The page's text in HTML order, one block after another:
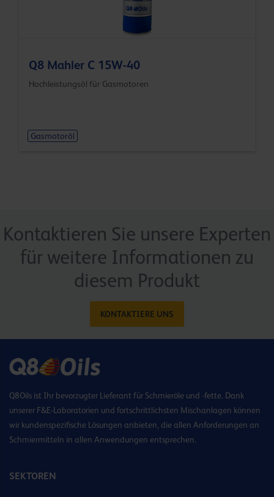
Q8 Mahler C 15W-40
Hochleistungsöl für Gasmotoren
Gasmotoröl
Kontaktieren Sie unsere Experten
für weitere Informationen zu
diesem Produkt
KONTAKTIERE UNS
Q8Oils ist Ihr bevorzugter Lieferant für Schmieröle und -fette. Dank
unserer F&E-Laboratorien und fortschrittlichsten Mischanlagen können
wir kundenspezifische Lösungen anbieten, die allen Anforderungen an
Schmiermitteln in allen Anwendungen entsprechen.
SEKTOREN